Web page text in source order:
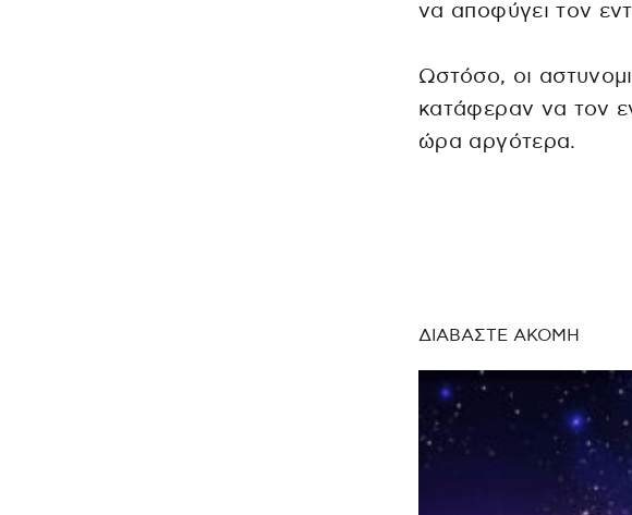
να αποφύγει τον
Ωστόσο, οι
κατάφεραν να τον
ώρα αργότερα.
ΔΙΑΒΑΣΤΕ ΑΚΟΜΗ